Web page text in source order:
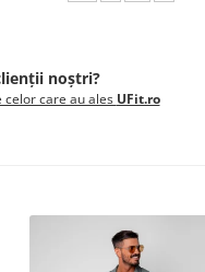
noștri?
celor care au ales UFit.ro